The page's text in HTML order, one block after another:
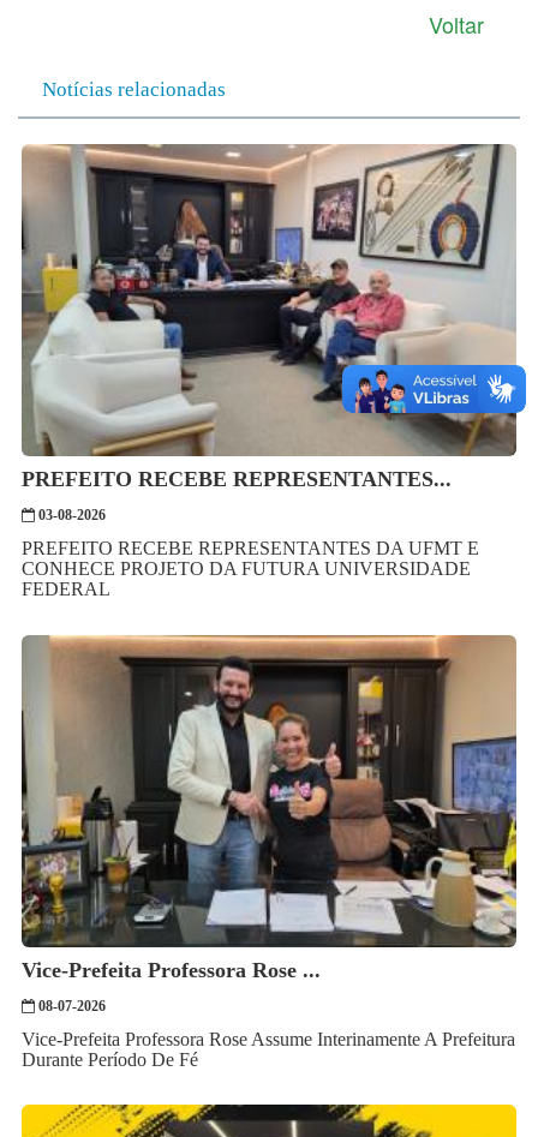
Voltar
Notícias relacionadas
PREFEITO RECEBE REPRESENTANTES...
03-08-2026
PREFEITO RECEBE REPRESENTANTES DA UFMT E
CONHECE PROJETO DA FUTURA UNIVERSIDADE
FEDERAL
Vice-Prefeita Professora Rose ...
08-07-2026
Vice-Prefeita Professora Rose Assume Interinamente A Prefeitura
Durante Período De Fé